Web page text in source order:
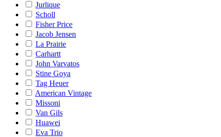
Jurlique
Scholl
Fisher Price
Jacob Jensen
La Prairie
Carhartt
John Varvatos
Stine Goya
Tag Heuer
American Vintage
Missoni
Van Gils
Huawei
Eva Trio